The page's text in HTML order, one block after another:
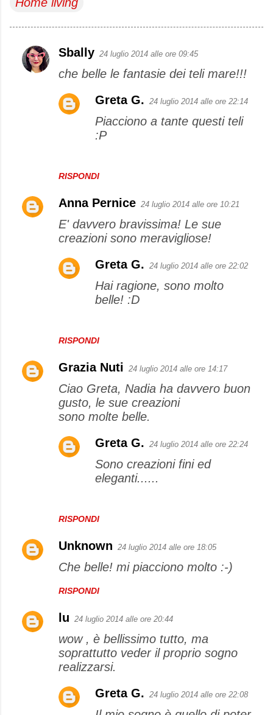
C
Sbally 24 luglio 2014 alle ore 09:45
che belle le fantasie dei teli mare!!!
RISPONDI
Greta G. 24 luglio 2014 alle ore 22:14
Piacciono a tante questi teli
:P
Anna Pernice 24 luglio 2014 alle ore 10:21
E' davvero bravissima! Le sue
creazioni sono meravigliose!
RISPONDI
Greta G. 24 luglio 2014 alle ore 22:02
Hai ragione, sono molto
belle! :D
Grazia Nuti 24 luglio 2014 alle ore 14:17
Ciao Greta, Nadia ha davvero buon
gusto, le sue creazioni
sono molte belle.
RISPONDI
Greta G. 24 luglio 2014 alle ore 22:24
Sono creazioni fini ed
eleganti......
Unknown 24 luglio 2014 alle ore 18:05
Che belle! mi piacciono molto :-)
RISPONDI
lu 24 luglio 2014 alle ore 20:44
wow , è bellissimo tutto, ma
soprattutto veder il proprio sogno
realizzarsi.
Greta G. 24 luglio 2014 alle ore 22:08